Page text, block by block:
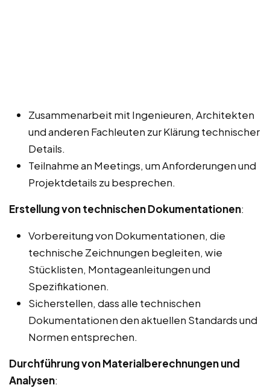
Zusammenarbeit mit Ingenieuren, Architekten
und anderen Fachleuten zur Klärung technischer
Details.
Teilnahme an Meetings, um Anforderungen und
Projektdetails zu besprechen.
Erstellung von technischen Dokumentationen:
Vorbereitung von Dokumentationen, die
technische Zeichnungen begleiten, wie
Stücklisten, Montageanleitungen und
Spezifikationen.
Sicherstellen, dass alle technischen
Dokumentationen den aktuellen Standards und
Normen entsprechen.
Durchführung von Materialberechnungen und
Analysen: